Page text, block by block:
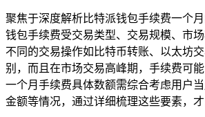
聚焦于深度解析比特派钱包手续费一个
钱包手续费受交易类型、交易规模、市场
不同的交易操作如比特币转账、以太坊
别，而且在市场交易高峰期，手续费可
一个月手续费具体数额需综合考虑用户当
金额等情况，通过详细梳理这些要素，